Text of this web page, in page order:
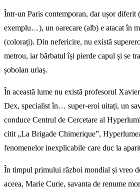
Într-un Paris contemporan, dar ușor diferit
exemplu…), un oarecare (alb) e atacat în
(colorați). Din nefericire, nu există
metrou, iar bărbatul își pierde capul și se
șobolan uriaș.
În această lume nu există profesorul
Dex, specialist în… super-eroi uitați, un
conduce Centrul de Cercetare al
citit „La Brigade Chimerique”,
fenomenelor inexplicabile care duc la
În timpul primului război mondial și vreo
aceea, Marie Curie, savanta de renume